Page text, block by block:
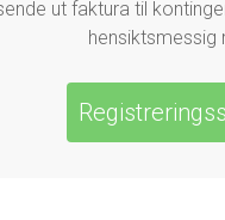
ut faktura til
hensiktsmessig